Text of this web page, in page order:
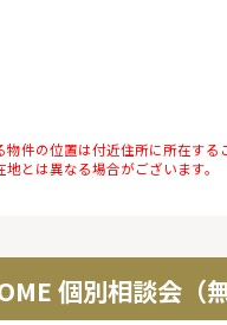
件の位置は付近住所に所在する
とは異なる場合がございます。
個別相談会（無